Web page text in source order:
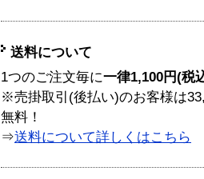
送料について
1つのご注文毎に一律1,100円(税
※売掛取引(後払い)のお客様は
無料！
⇒送料について詳しくはこちら